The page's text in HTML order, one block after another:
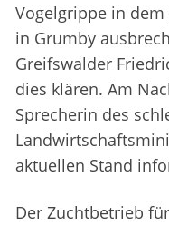
Vogelgrippe in
in Grumby
Greifswalder
dies klären. Am
Sprecherin des
aktuellen Stand
Der Zuchtbetrieb